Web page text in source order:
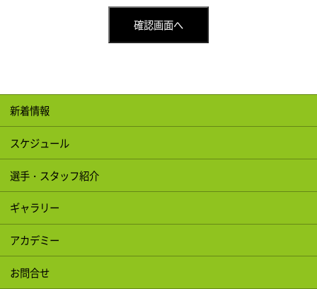
新着情報
スケジュール
選手・スタッフ紹介
ギャラリー
アカデミー
お問合せ